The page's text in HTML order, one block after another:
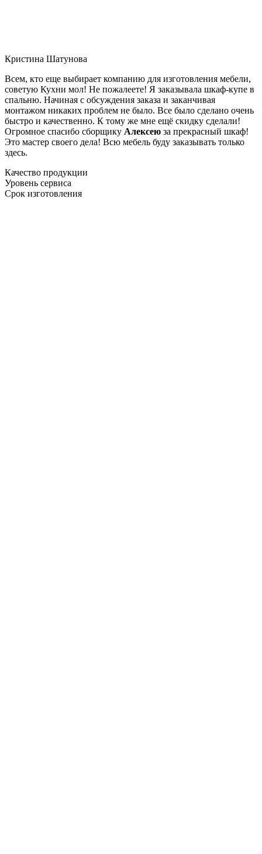
Кристина Шатунова
Всем, кто еще выбирает компанию для изготовления мебели,
советую Кухни мол! Не пожалеете! Я заказывала шкаф-купе в
спальню. Начиная с обсуждения заказа и заканчивая
монтажом никаких проблем не было. Все было сделано очень
быстро и качественно. К тому же мне ещё скидку сделали!
Огромное спасибо сборщику Алексею за прекрасный шкаф!
Это мастер своего дела! Всю мебель буду заказывать только
здесь.
Качество продукции
Уровень сервиса
Срок изготовления